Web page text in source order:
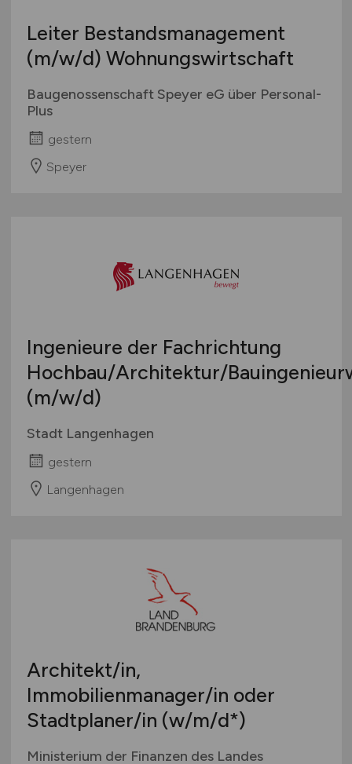
Leiter Bestandsmanagement
(m/w/d) Wohnungswirtschaft
Baugenossenschaft Speyer eG über Personal-
Plus
gestern
Speyer
Ingenieure der Fachrichtung
Hochbau/Architektur/
(m/w/d)
Stadt Langenhagen
gestern
Langenhagen
Architekt/in,
Immobilienmanager/in oder
Stadtplaner/in (w/m/d*)
Ministerium der Finanzen des Landes